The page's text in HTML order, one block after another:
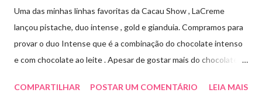
Uma das minhas linhas favoritas da Cacau Show , LaCreme
lançou pistache, duo intense , gold e gianduia. Compramos para
provar o duo Intense que é a combinação do chocolate intenso
e com chocolate ao leite . Apesar de gostar mais do chocolate
medida certa ( tem sabor e cremosidade ). Preço R$19,99 .
COMPARTILHAR POSTAR UM COMENTÁRIO LEIA MAIS